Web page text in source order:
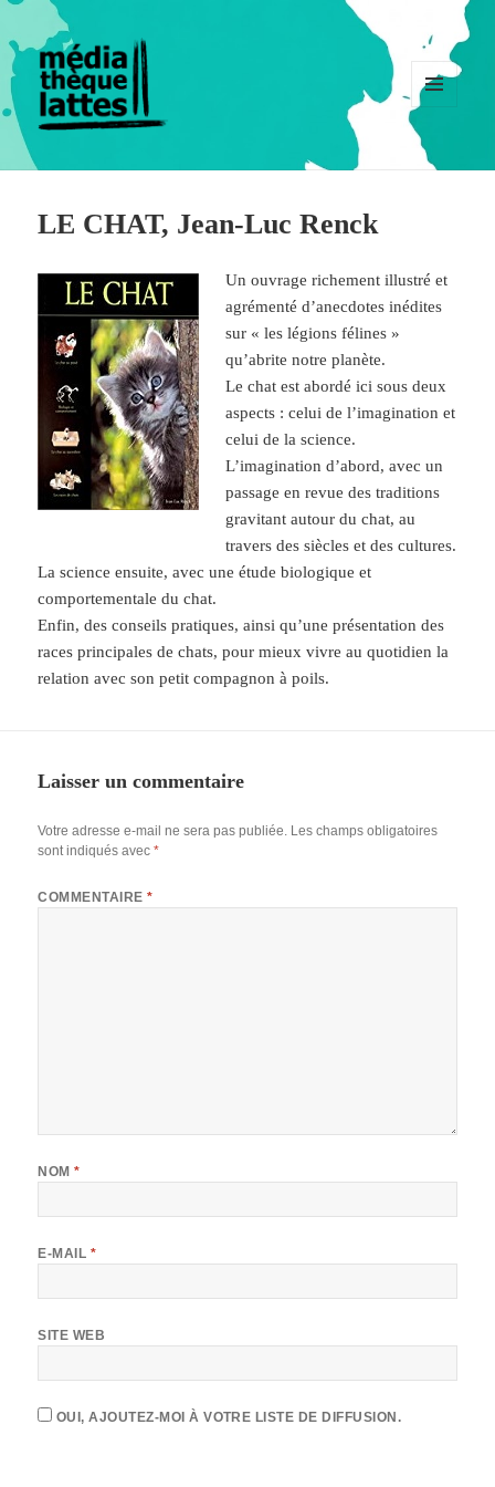
MENU
WIDGETS
LE CHAT, Jean-Luc Renck
Un ouvrage richement illustré et
agrémenté d’anecdotes inédites
sur « les légions félines »
qu’abrite notre planète.
Le chat est abordé ici sous deux
aspects : celui de l’imagination et
celui de la science.
L’imagination d’abord, avec un
passage en revue des traditions
gravitant autour du chat, au
travers des siècles et des cultures.
La science ensuite, avec une étude biologique et
comportementale du chat.
Enfin, des conseils pratiques, ainsi qu’une présentation des
races principales de chats, pour mieux vivre au quotidien la
relation avec son petit compagnon à poils.
Laisser un commentaire
Votre adresse e-mail ne sera pas publiée. Les champs obligatoires
sont indiqués avec*
COMMENTAIRE*
NOM*
E-MAIL *
SITE WEB
OUI, AJOUTEZ-MOI À VOTRE LISTE DE DIFFUSION.